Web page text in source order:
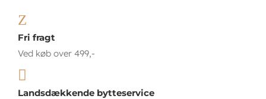
Z
Fri fragt
Ved køb over 499,-

Landsdækkende bytteservice